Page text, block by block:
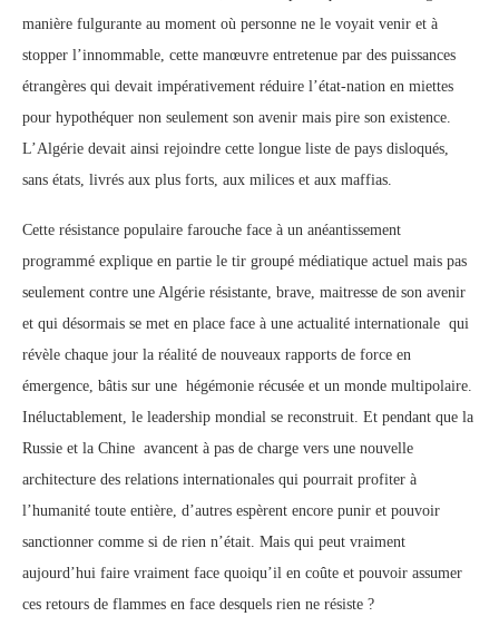
manière fulgurante au moment où personne ne le voyait venir et à
stopper l’innommable, cette manœuvre entretenue par des puissances
étrangères qui devait impérativement réduire l’état-nation en miettes
pour hypothéquer non seulement son avenir mais pire son existence.
L’Algérie devait ainsi rejoindre cette longue liste de pays disloqués,
sans états, livrés aux plus forts, aux milices et aux maffias.
Cette résistance populaire farouche face à un anéantissement
programmé explique en partie le tir groupé médiatique actuel mais pas
seulement contre une Algérie résistante, brave, maitresse de son avenir
et qui désormais se met en place face à une actualité internationale qui
révèle chaque jour la réalité de nouveaux rapports de force en
émergence, bâtis sur une hégémonie récusée et un monde multipolaire.
Inéluctablement, le leadership mondial se reconstruit. Et pendant que la
Russie et la Chine avancent à pas de charge vers une nouvelle
architecture des relations internationales qui pourrait profiter à
l’humanité toute entière, d’autres espèrent encore punir et pouvoir
sanctionner comme si de rien n’était. Mais qui peut vraiment
aujourd’hui faire vraiment face quoiqu’il en coûte et pouvoir assumer
ces retours de flammes en face desquels rien ne résiste ?